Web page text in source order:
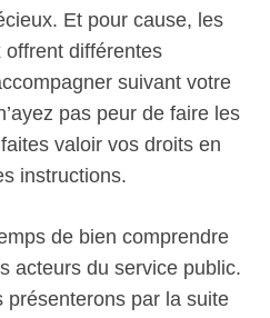
Et pour cause, les
différentes
suivant votre
pas peur de faire les
valoir vos droits en
instructions.
de bien comprendre
acteurs du service public.
présenterons par la suite